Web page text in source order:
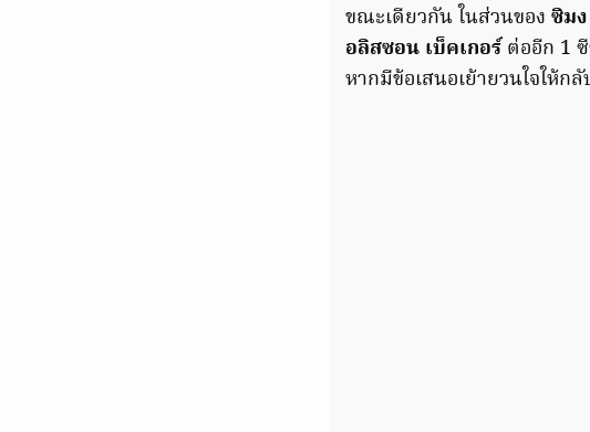
ขณะเดียวกัน ในส่วนของ ซิม
อลิสซอน เบ็คเกอร์ต่ออีก 1 ซี
หากมีข้อเสนอเย้ายวนใจให้ก